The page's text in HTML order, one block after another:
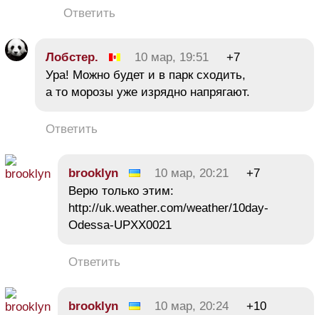
Ответить
Лобстер. 10 мар, 19:51
+7
Ура! Можно будет и в парк сходить,
а то морозы уже изрядно напрягают.
Ответить
brooklyn 10 мар, 20:21
+7
Верю только этим:
http://uk.weather.com/weather/10day-
Odessa-UPXX0021
Ответить
brooklyn 10 мар, 20:24
+10